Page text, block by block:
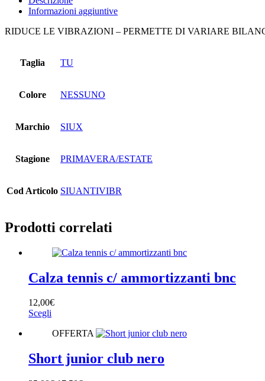
Informazioni aggiuntive
RIDUCE LE VIBRAZIONI – PERMETTE DI VARIARE
Taglia TU
Colore NESSUNO
Marchio SIUX
Stagione PRIMAVERA/ESTATE
Cod Articolo SIUANTIVIBR
Prodotti correlati
Calza tennis c/ ammortizzanti bnc
12,00€
Scegli
ha
varianti.
Le
OFFERTA
Short junior club nero